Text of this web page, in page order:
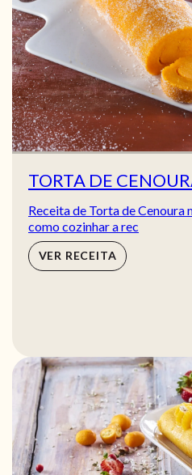
TORTA DE
Receita de Torta de Cenoura
como cozinhar a rec
VER RECEITA